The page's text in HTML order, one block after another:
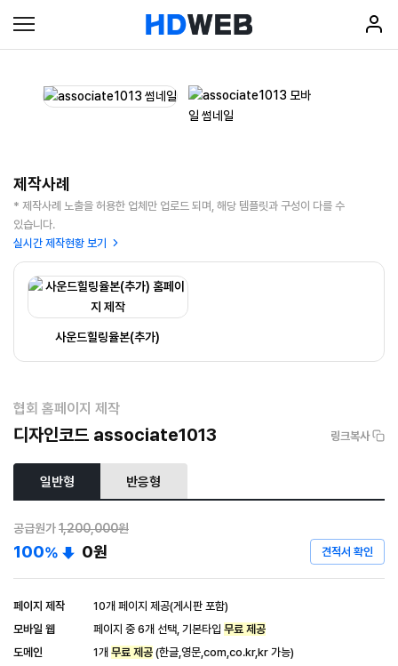
제작사례
* 제작사례 노출을 허용한 업체만 업로드 되며, 해당 템플릿과 구성이 다를 수
있습니다.
실시간 제작현황 보기
사운드힐링율본(추가)
협회 홈페이지 제작
디자인코드 associate1013 링크복사
일반형 반응형
공급원가1,200,000원
100% 0원 견적서 확인
페이지 제작
10개 페이지 제공(게시판 포함)
모바일 웹
페이지 중 6개 선택, 기본타입 무료 제공
도메인
1개 무료 제공 (한글,영문,com,co.kr,kr 가능)